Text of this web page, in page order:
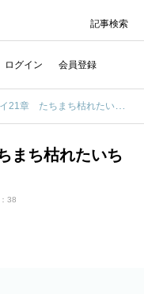
ログイン 会員登録
記事検索
21章 たちまち枯れたいちじくの木
まち枯れたいち
38